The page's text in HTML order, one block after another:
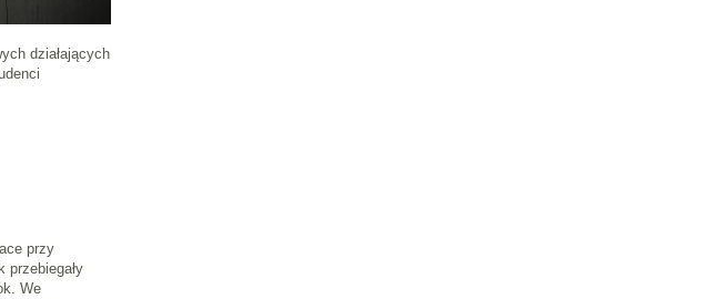
działających
przy
przebiegały
We